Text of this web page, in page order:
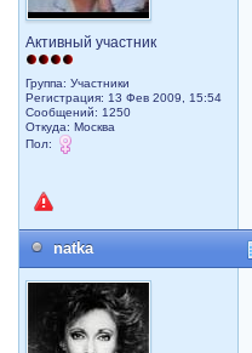
Активный участник
Группа: Участники
Регистрация: 13 Фев 2009, 15:54
Сообщений: 1250
Откуда: Москва
Пол:
natka